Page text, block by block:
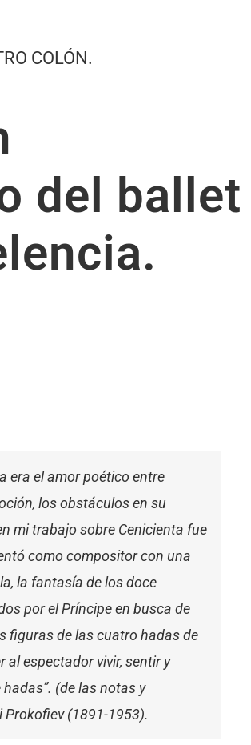
COLÓN.
del ballet
era el amor poético entre
los obstáculos en su
mi trabajo sobre Cenicienta fue
como compositor con una
la fantasía de los doce
por el Príncipe en busca de
figuras de las cuatro hadas de
al espectador vivir, sentir y
(de las notas y
Prokofiev (1891-1953).